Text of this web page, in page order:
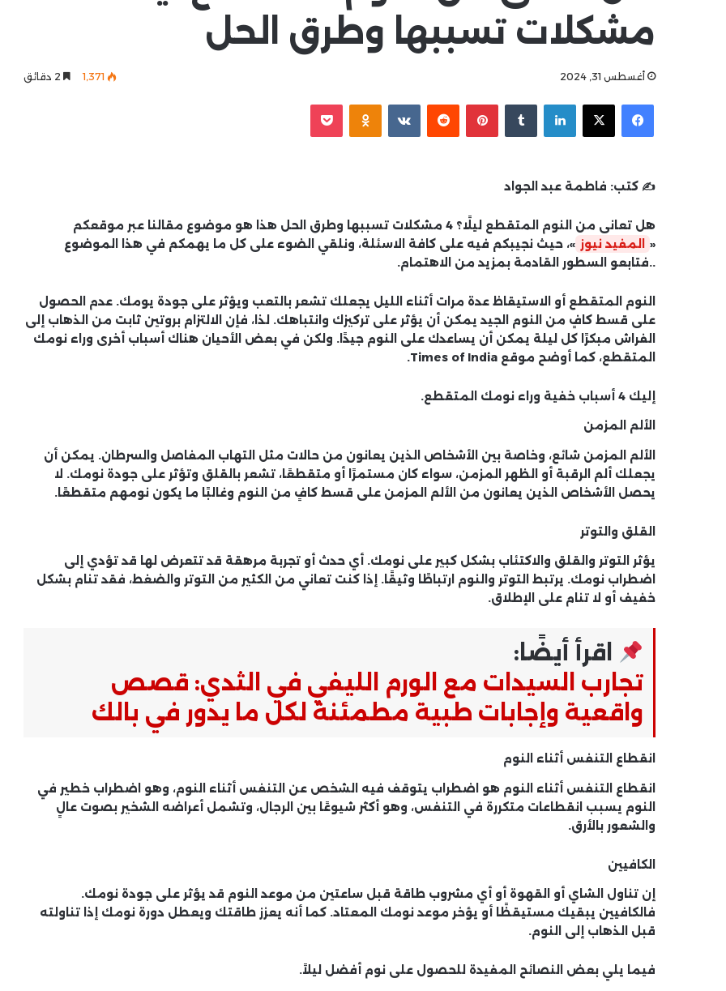
مشكلات تسببها وطرق الحل
أغسطس 31, 2024 1٬371
فيسبوك
‫X لينكدإن بينتيريست Odnoklassniki
‫Pocket
✍️ كتب: فاطمة عبد الجواد
هل تعانى من النوم المتقطع ليلًا؟ 4 مشكلات تسببها وطرق الحل هذا هو موضوع مقالنا عبر موقعكم
«
المفيد نيوز »، حيث نجيبكم فيه على كافة الاسئلة، ونلقي الضوء على كل ما يهمكم في هذا الموضوع
..فتابعو السطور القادمة بمزيد من الاهتمام.
النوم المتقطع أو الاستيقاظ عدة مرات أثناء الليل يجعلك تشعر بالتعب ويؤثر على جودة يومك. عدم الحصول
على قسط كافٍ من النوم الجيد يمكن أن يؤثر على تركيزك وانتباهك. لذا، فإن الالتزام بروتين ثابت من الذهاب إلى
الفراش مبكرًا كل ليلة يمكن أن يساعدك على النوم جيدًا. ولكن في بعض الأحيان هناك أسباب أخرى وراء نومك
المتقطع، كما أوضح موقع Times of India.
إليك 4 أسباب خفية وراء نومك المتقطع.
الألم المزمن
الألم المزمن شائع، وخاصة بين الأشخاص الذين يعانون من حالات مثل التهاب المفاصل والسرطان. يمكن أن
يجعلك ألم الرقبة أو الظهر المزمن، سواء كان مستمرًا أو متقطعًا، تشعر بالقلق وتؤثر على جودة نومك. لا
يحصل الأشخاص الذين يعانون من الألم المزمن على قسط كافٍ من النوم وغالبًا ما يكون نومهم متقطعًا.
القلق والتوتر
يؤثر التوتر والقلق والاكتئاب بشكل كبير على نومك. أي حدث أو تجربة مرهقة قد تتعرض لها قد تؤدي إلى
اضطراب نومك. يرتبط التوتر والنوم ارتباطًا وثيقًا. إذا كنت تعاني من الكثير من التوتر والضغط، فقد تنام بشكل
خفيف أو لا تنام على الإطلاق.
اقرأ أيضًا:
تجارب السيدات مع الورم الليفي في الثدي: قصص
واقعية وإجابات طبية مطمئنة لكل ما يدور في بالك
انقطاع التنفس أثناء النوم
انقطاع التنفس أثناء النوم هو اضطراب يتوقف فيه الشخص عن التنفس أثناء النوم، وهو اضطراب خطير في
النوم يسبب انقطاعات متكررة في التنفس، وهو أكثر شيوعًا بين الرجال، وتشمل أعراضه الشخير بصوت عالٍ
والشعور بالأرق.
الكافيين
إن تناول الشاي أو القهوة أو أي مشروب طاقة قبل ساعتين من موعد النوم قد يؤثر على جودة نومك.
فالكافيين يبقيك مستيقظًا أو يؤخر موعد نومك المعتاد. كما أنه يعزز طاقتك ويعطل دورة نومك إذا تناولته
قبل الذهاب إلى النوم.
فيما يلي بعض النصائح المفيدة للحصول على نوم أفضل ليلاً.